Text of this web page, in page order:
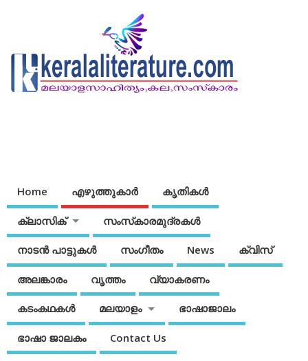
Home എഴുത്തുകാര്‍ കൃതികൾ
ക്ലാസിക് സംസ്‌കാരമുദ്രകള്‍
നാടന്‍ പാട്ടുകള്‍ സംഗീതം News ക്വിസ്
അലങ്കാരം വൃത്തം വ്യാകരണം
കടംകഥകള്‍ മലയാളം ഭാഷാജാലം
ഭാഷാ ജാലകം Contact Us